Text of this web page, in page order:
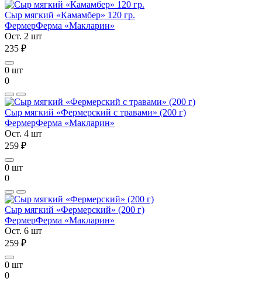
Сыр мягкий «Камамбер» 120 гр.
ФермерФерма «Макларин»
Ост. 2 шт
235 ₽
0 шт
0
Сыр мягкий «Фермерский с травами» (200 г)
ФермерФерма «Макларин»
Ост. 4 шт
259 ₽
0 шт
0
Сыр мягкий «Фермерский» (200 г)
ФермерФерма «Макларин»
Ост. 6 шт
259 ₽
0 шт
0